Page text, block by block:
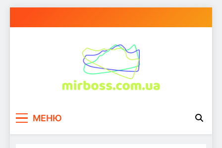
МЕНЮ